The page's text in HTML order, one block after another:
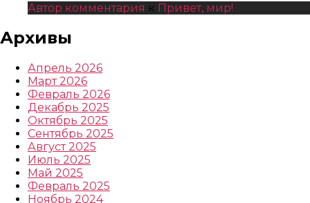
Автор комментария к Привет, мир!
Архивы
Апрель 2026
Март 2026
Февраль 2026
Декабрь 2025
Октябрь 2025
Сентябрь 2025
Август 2025
Июль 2025
Май 2025
Февраль 2025
Ноябрь 2024